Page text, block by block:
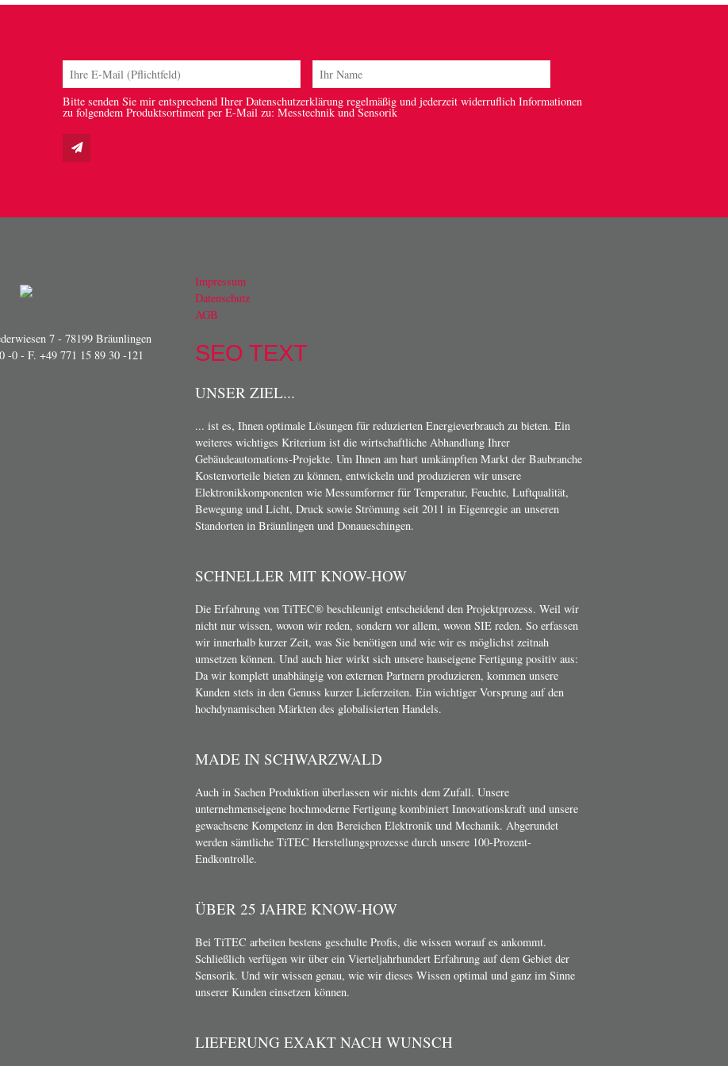
Bitte senden Sie mir entsprechend Ihrer Datenschutzerklärung regelmäßig und jederzeit widerruflich Informationen
zu folgendem Produktsortiment per E-Mail zu: Messtechnik und Sensorik
7 - 78199 Bräunlingen
-0 - F. +49 771 15 89 30 -121
Impressum
Datenschutz
AGB
SEO TEXT
UNSER ZIEL...
... ist es, Ihnen optimale Lösungen für reduzierten Energieverbrauch zu bieten. Ein
weiteres wichtiges Kriterium ist die wirtschaftliche Abhandlung Ihrer
Gebäudeautomations-Projekte. Um Ihnen am hart umkämpften Markt der Baubranche
Kostenvorteile bieten zu können, entwickeln und produzieren wir unsere
Elektronikkomponenten wie Messumformer für Temperatur, Feuchte, Luftqualität,
Bewegung und Licht, Druck sowie Strömung seit 2011 in Eigenregie an unseren
Standorten in Bräunlingen und Donaueschingen.
SCHNELLER MIT KNOW-HOW
Die Erfahrung von TiTEC® beschleunigt entscheidend den Projektprozess. Weil wir
nicht nur wissen, wovon wir reden, sondern vor allem, wovon SIE reden. So erfassen
wir innerhalb kurzer Zeit, was Sie benötigen und wie wir es möglichst zeitnah
umsetzen können. Und auch hier wirkt sich unsere hauseigene Fertigung positiv aus:
Da wir komplett unabhängig von externen Partnern produzieren, kommen unsere
Kunden stets in den Genuss kurzer Lieferzeiten. Ein wichtiger Vorsprung auf den
hochdynamischen Märkten des globalisierten Handels.
MADE IN SCHWARZWALD
Auch in Sachen Produktion überlassen wir nichts dem Zufall. Unsere
unternehmenseigene hochmoderne Fertigung kombiniert Innovationskraft und unsere
gewachsene Kompetenz in den Bereichen Elektronik und Mechanik. Abgerundet
werden sämtliche TiTEC Herstellungsprozesse durch unsere 100-Prozent-
Endkontrolle.
ÜBER 25 JAHRE KNOW-HOW
Bei TiTEC arbeiten bestens geschulte Profis, die wissen worauf es ankommt.
Schließlich verfügen wir über ein Vierteljahrhundert Erfahrung auf dem Gebiet der
Sensorik. Und wir wissen genau, wie wir dieses Wissen optimal und ganz im Sinne
unserer Kunden einsetzen können.
LIEFERUNG EXAKT NACH WUNSCH